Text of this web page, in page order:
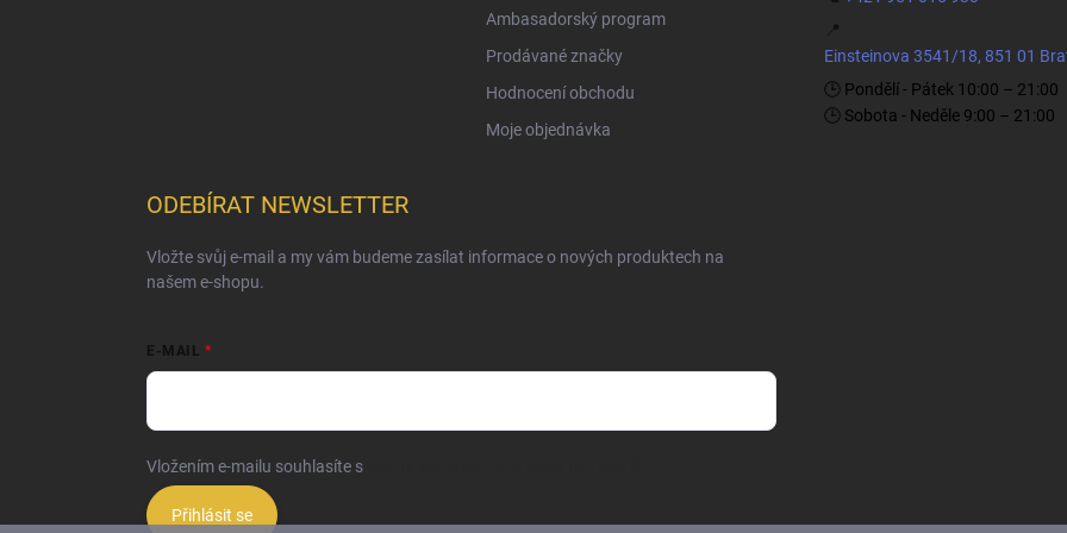
Ambasadorský program
Prodávané značky
Hodnocení obchodu
Moje objednávka
📍
Einsteinova 3541/18, 851 01
🕒 Pondělí - Pátek 10:00 – 21:00
🕒 Sobota - Neděle 9:00 – 21:00
ODEBÍRAT NEWSLETTER
Vložte svůj e-mail a my vám budeme zasílat informace o nových produktech na
našem e-shopu.
E-MAIL
Vložením e-mailu souhlasíte s
Přihlásit se